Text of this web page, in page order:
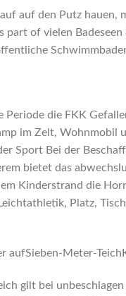
auf den Putz hauen,
part of vielen
Periode die FKK
im Zelt, Wohnmobil
Sport Bei der
bietet das
Kinderstrand die
Platz,
aufSieben-Meter-
gilt bei